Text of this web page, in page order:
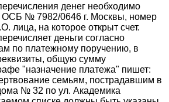
денег необходимо
ОСБ № 7982/0646 г. Москвы, номер
лица, на которое открыт счет.
деньги согласно
по платежному поручению, в
общую сумму
"назначение платежа" пишет:
семьям, пострадавшим в
№ 32 по ул. Академика